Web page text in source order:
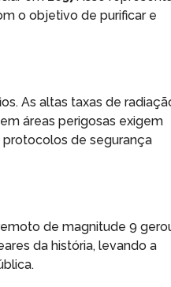
o objetivo de purificar e
As altas taxas de
áreas perigosas exigem
de segurança
de magnitude 9
da história, levando a